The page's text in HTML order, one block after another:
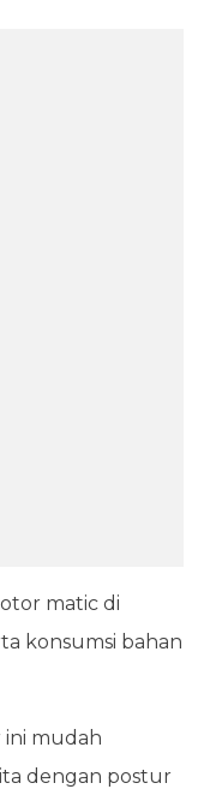
matic di
konsumsi bahan
mudah
dengan postur